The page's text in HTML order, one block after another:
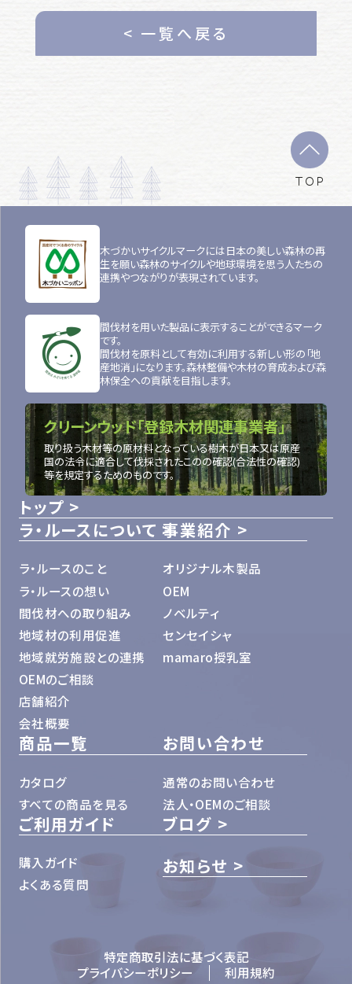
< 一覧へ戻る
TOP
トップ
ラ・ルースについて
ラ・ルースのこと
ラ・ルースの想い
間伐材への取り組み
地域材の利用促進
地域就労施設との連携
OEMのご相談
店舗紹介
会社概要
事業紹介
オリジナル木製品
OEM
ノベルティ
センセイシャ
mamaro授乳室
商品一覧
カタログ
すべての商品を見る
お問い合わせ
通常のお問い合わせ
法人・OEMのご相談
ご利用ガイド
購入ガイド
よくある質問
ブログ
お知らせ
木づかいサイクルマークには日本の美しい森林の再
生を願い森林のサイクルや地球環境を思う人たちの
連携やつながりが表現されています。
間伐材を用いた製品に表示することができるマーク
です。
間伐材を原料として有効に利用する新しい形の「地
産地消」になります。森林整備や木材の育成および森
林保全への貢献を目指します。
クリーンウッド「登録木材関連事業者」
取り扱う木材等の原材料となっている樹木が日本又は原産
国の法令に適合して伐採されたこのの確認(合法性の確認)
等を規定するためのものです。
特定商取引法に基づく表記
プライバシーポリシー
利用規約